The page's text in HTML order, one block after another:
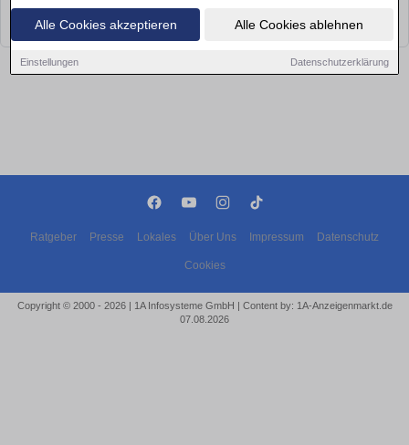
Alle Cookies akzeptieren Alle Cookies ablehnen
Einstellungen Datenschutzerklärung
Leider konnten wir derzeit keine passenden Objekte finden. Schauen Sie
bald wieder vorbei!
Ratgeber Presse Lokales Über Uns Impressum Datenschutz
Cookies
Copyright © 2000 - 2026 | 1A Infosysteme GmbH | Content by: 1A-Anzeigenmarkt.de
07.08.2026